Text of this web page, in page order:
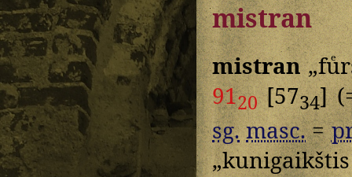
mistran
mistran
9120[5734]
sg. masc.=